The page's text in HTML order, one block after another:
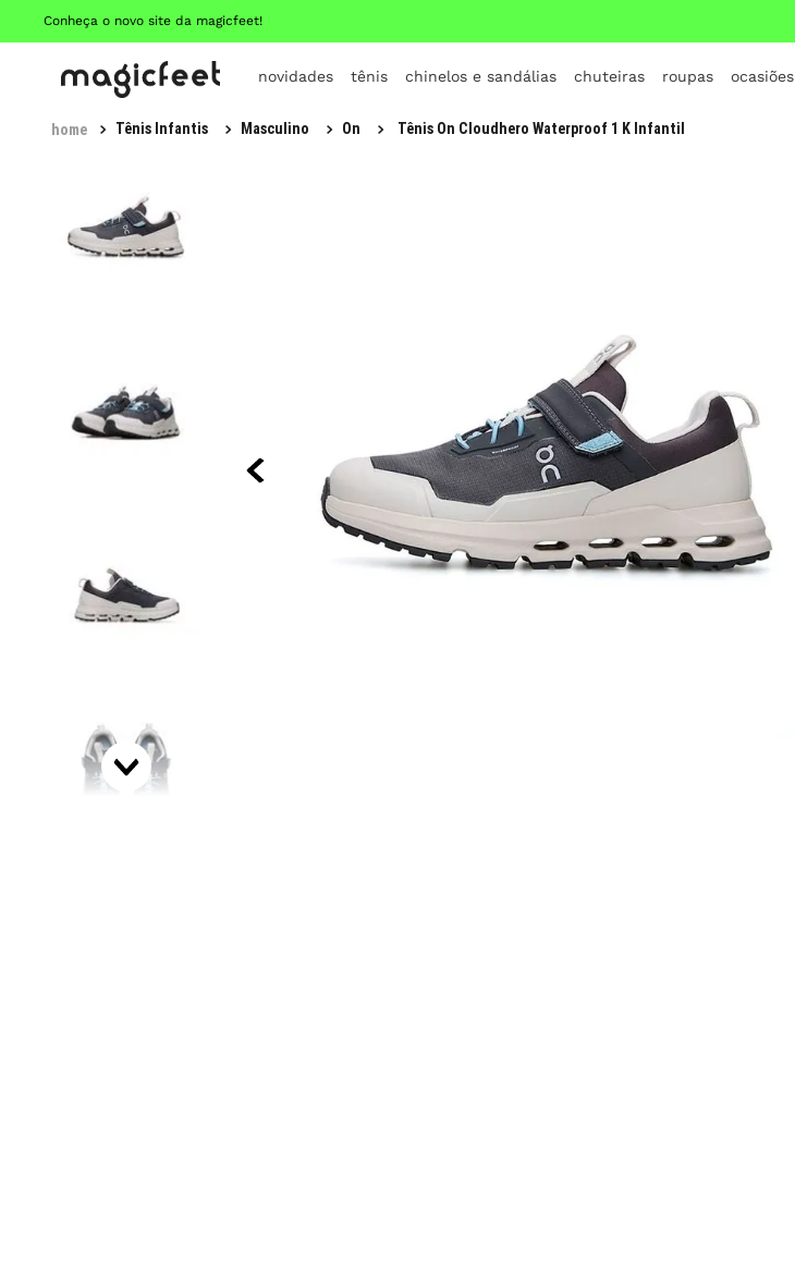
Conheça o novo site da magicfeet!
novidades tênis chinelos e sandálias chuteiras roupas ocasiões
Tênis Infantis Masculino On Tênis On Cloudhero Waterproof 1 K Infantil
TERMOS MAIS BUSCADOS
croc
7º
vans
8º
all star
9º
new balance
10
tênis infantil